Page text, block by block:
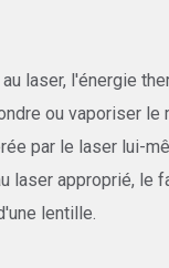
laser, l'énergie
ou vaporiser le
par le laser lui-
laser approprié, le
lentille.